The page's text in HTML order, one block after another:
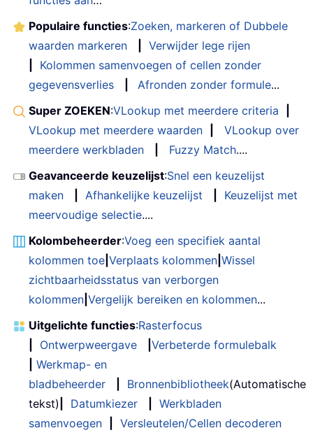
Populaire functies:Zoeken, markeren of Dubbele
waarden markeren
Verwijder lege rijen
Kolommen samenvoegen of cellen zonder
gegevensverlies
Afronden zonder formule...
Super ZOEKEN:VLookup met meerdere criteria
VLookup met meerdere waarden
VLookup over
meerdere werkbladen
Fuzzy Match....
Geavanceerde keuzelijst:Snel een keuzelijst
maken
Afhankelijke keuzelijst
Keuzelijst met
meervoudige selectie....
Kolombeheerder:Voeg een specifiek aantal
kolommen toe Verplaats kolommen Wissel
zichtbaarheidsstatus van verborgen
kolommen Vergelijk bereiken en kolommen...
Uitgelichte functies:Rasterfocus
Ontwerpweergave
Verbeterde formulebalk
Werkmap- en
bladbeheerder
Bronnenbibliotheek(Automatische
tekst)
Datumkiezer
Werkbladen
samenvoegen
Versleutelen/Cellen decoderen